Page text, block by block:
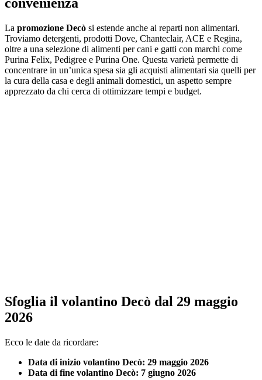
La promozione Decò si estende anche ai reparti non alimentari.
Troviamo detergenti, prodotti Dove, Chanteclair, ACE e Regina,
oltre a una selezione di alimenti per cani e gatti con marchi come
Purina Felix, Pedigree e Purina One. Questa varietà permette di
concentrare in un’unica spesa sia gli acquisti alimentari sia quelli per
la cura della casa e degli animali domestici, un aspetto sempre
apprezzato da chi cerca di ottimizzare tempi e budget.
Sfoglia il volantino Decò dal 29 maggio
2026
Ecco le date da ricordare:
Data di inizio volantino Decò: 29 maggio 2026
Data di fine volantino Decò: 7 giugno 2026